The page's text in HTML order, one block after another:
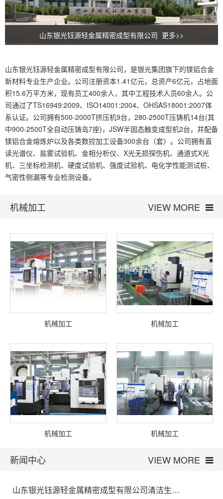
山东银光钰源轻金属精密成型有限公司 更多>>
山东银光钰源轻金属精密成型有限公司，是银光集团旗下的镁铝合金
新材料专业生产企业。公司注册资本1.41亿元，总资产6亿元，占地面
积15.6万平方米，现有员工400余人，其中工程技术人员60余人。公
司通过了TS16949:2009、ISO14001:2004、OHSAS18001:2007体
系认证。公司拥有500-2000T挤压机9台，280-2500T压铸机14台(其
中900-2500T全自动压铸岛7座)，JSW半固态触变成型机2台，并配备
镁铝合金熔炼炉以及各类数控加工设备300余台（套）。公司拥有直
读光谱仪、盐雾试验机、金相分析仪、X光无损探伤机、通道式X光
机、三坐标检测机、硬度试验机、强度试验机、电化学性能测试桩、
气密性侧漏等专业检测设备。
机械加工 VIEW MORE
机械加工 机械加工
机械加工 机械加工
新闻中心 VIEW MORE
山东银光钰源轻金属精密成型有限公司清洁生…